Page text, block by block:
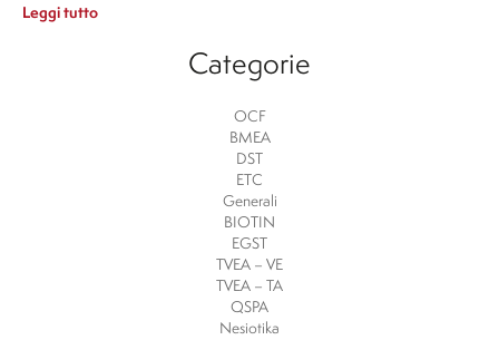
Leggi tutto
Categorie
OCF
BMEA
DST
ETC
Generali
BIOTIN
EGST
TVEA – VE
TVEA – TA
QSPA
Nesiotika